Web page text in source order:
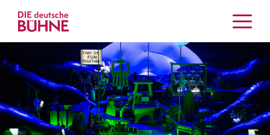
Schauspiel
Musiktheater
Tanz
Crossover